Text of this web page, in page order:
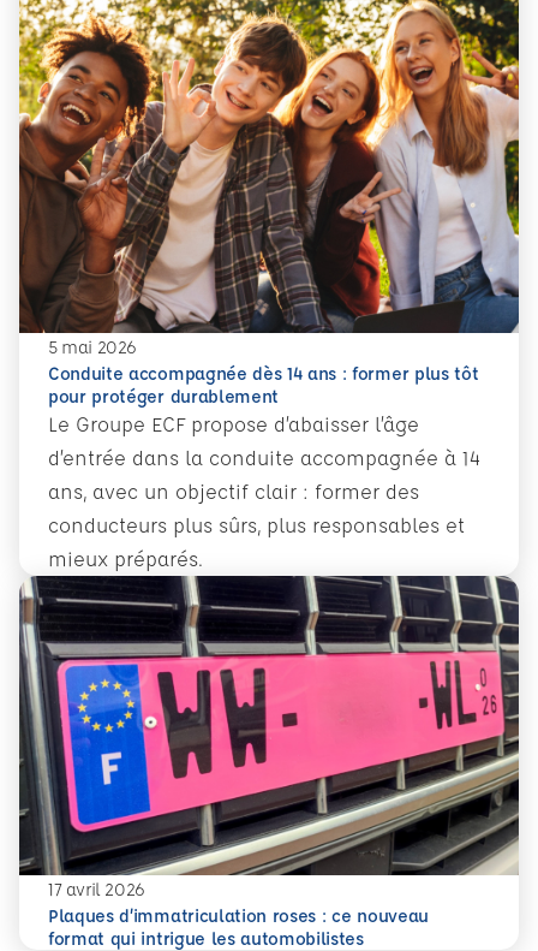
5 mai 2026
Conduite accompagnée dès 14 ans : former plus tôt
pour protéger durablement
Le Groupe ECF propose d’abaisser l’âge
d’entrée dans la conduite accompagnée à 14
ans, avec un objectif clair : former des
conducteurs plus sûrs, plus responsables et
mieux préparés.
En savoir plus
Conduite accompagnée dès 14 ans : former plus tôt pour
17 avril 2026
Plaques d’immatriculation roses : ce nouveau
format qui intrigue les automobilistes
En savoir plus
Plaques d’immatriculation roses : ce nouveau format